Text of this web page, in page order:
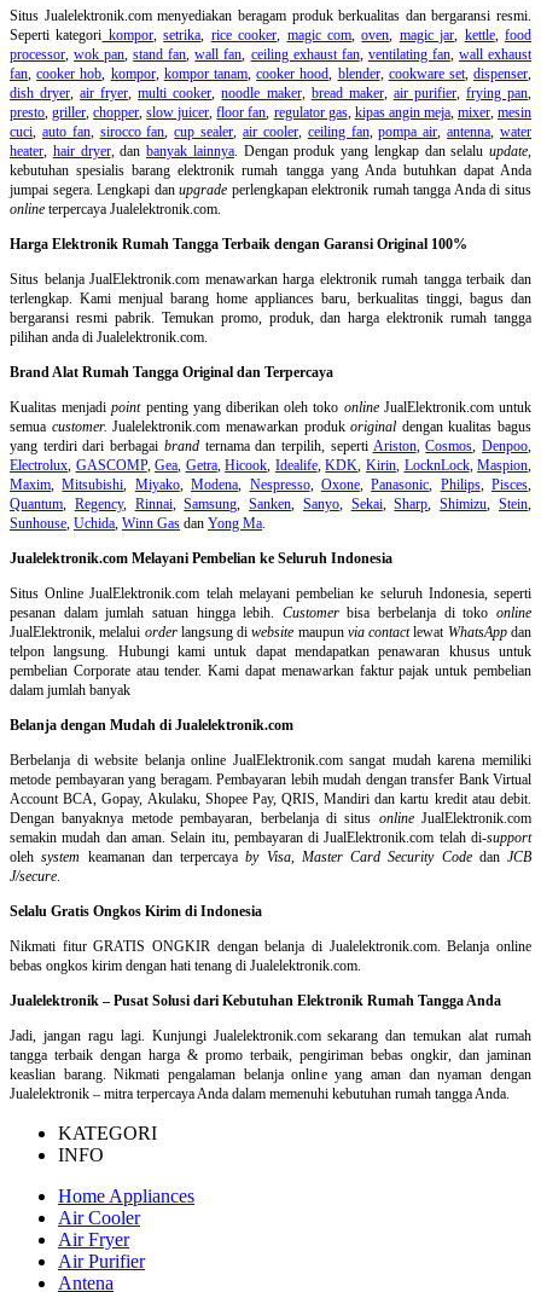
Situs Jualelektronik.com menyediakan beragam produk berkualitas dan bergaransi resmi.
Seperti kategori kompor,setrika rice cooker magic com,oven magic jar kettle,food
processor ,wok pan ,stand fan ,wall fan ceiling exhaust fan, ventilating fan, wall exhaust
fan ,cooker hob kompor, kompor tanam,cooker hood blender, cookware set,dispenser
dish dryer ,air fryer ,multi cooker ,noodle maker, bread maker, air purifier, frying pan
presto ,griller ,chopper ,slow juicer ,floor fan regulator gas, kipas angin meja, mixer,mesin
cuci auto fan, sirocco fan ,cup sealer ,air cooler, ceiling fan,pompa air ,antenna ,water
heater hair dryer, dan banyak lainnya. Dengan produk yang lengkap dan selalu update
kebutuhan spesialis barang elektronik rumah tangga yang Anda butuhkan dapat Anda
jumpai segera. Lengkapi danupgrade perlengkapan elektronik rumah tangga Anda di situs
online terpercaya Jualelektronik.com.
Harga Elektronik Rumah Tangga Terbaik dengan Garansi Original 100%
Situs belanjaJualElektronik.com menawarkan harga elektronik rumah tangga terbaik dan
terlengkap. Kami menjual barang home appliances baru, berkualitas tinggi, bagus dan
bergaransi resmi pabrik. Temukan promo, produk, dan harga elektronik rumah tangga
pilihan anda di Jualelektronik.com.
Brand Alat Rumah Tangga Original dan Terpercaya
Kualitas menjadipointpenting yang diberikan oleh toko onlineJualElektronik.com untuk
semua customer. Jualelektronik.com menawarkan produkoriginal dengan kualitas bagus
yang terdiri dari berbagai brandternama dan terpilih, seperti Ariston,Cosmos ,Denpoo
Electrolux GASCOMP,Gea Getra,Hicook Idealife,KDK Kirin, LocknLock,Maspion
Maxim ,Mitsubishi Miyako,Modena Nespresso, Oxone,Panasonic Philips, Pisces
Quantum
Regency, Rinnai,Samsung ,Sanken Sanyo, Sekai,Sharp ,Shimizu ,Stein
Sunhouse Uchida Winn Gas dan Yong Ma
Jualelektronik.com Melayani Pembelian ke Seluruh Indonesia
Situs Online JualElektronik.com telah melayani pembelian ke seluruh Indonesia, seperti
pesanan dalam jumlah satuan hingga lebih. Customerbisa berbelanja di tokoonline
JualElektronik, melalui orderlangsung diwebsite maupun via contactlewat WhatsAppdan
telpon langsung
Hubungi kami untuk dapat mendapatkan penawaran khusus untuk
pembelian Corporate atau tender. Kami dapat menawarkan faktur pajak untuk pembelian
dalam jumlah banyak
Belanja dengan Mudah di Jualelektronik.com
Berbelanja diwebsite belanja online JualElektronik.com sangat mudah karena memiliki
metode pembayaran yang beragam. Pembayaran lebih mudah dengan transfer Bank Virtual
Account BCA, Gopay, Akulaku, Shopee Pay, QRIS, Mandiri dan kartu kredit atau debit.
Dengan banyaknya metode pembayaran, berbelanja di situs onlineJualElektronik.com
semakin mudah dan aman. Selain itu, pembayaran di JualElektronik.com telah di-support
olehsystem keamanan dan terpercayaby Visa, Master Card Security Codedan JCB
J/secure
Selalu Gratis Ongkos Kirim di Indonesia
Nikmati fitur GRATIS ONGKIR dengan belanja di Jualelektronik.com. Belanja online
bebas ongkos kirim dengan hati tenang di Jualelektronik.com.
Jualelektronik – Pusat Solusi dari Kebutuhan Elektronik Rumah Tangga Anda
Jadi, jangan ragu lagi. Kunjungi Jualelektronik.com sekarang dan temukan alat rumah
tangga terbaik dengan harga & promo terbaik, pengiriman bebas ongkir, dan jaminan
keaslian barang. Nikmati pengalaman belanja online yang aman dan nyaman dengan
Jualelektronik – mitra terpercaya Anda dalam memenuhi kebutuhan rumah tangga Anda.
KATEGORI
INFO
Home Appliances
Air Cooler
Air Fryer
Air Purifier
Antena